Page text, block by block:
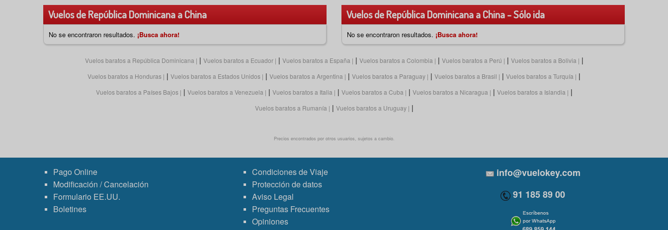
Vuelos de República Dominicana a China
No se encontraron resultados. ¡Busca ahora!
Vuelos de República Dominicana a China - Sólo ida
No se encontraron resultados. ¡Busca ahora!
Vuelos baratos a República Dominicana | Vuelos baratos a Ecuador | Vuelos baratos a España | Vuelos baratos a Colombia | Vuelos baratos a Perú | Vuelos baratos a Bolivia |
Vuelos baratos a Honduras | Vuelos baratos a Estados Unidos | Vuelos baratos a Argentina | Vuelos baratos a Paraguay | Vuelos baratos a Brasil | Vuelos baratos a Turquía |
Vuelos baratos a Países Bajos | Vuelos baratos a Venezuela | Vuelos baratos a Italia | Vuelos baratos a Cuba | Vuelos baratos a Nicaragua | Vuelos baratos a Islandia |
Vuelos baratos a Rumanía | Vuelos baratos a Uruguay |
Precios encontrados por otros usuarios, sujetos a cambio.
Pago Online
Modificación / Cancelación
Formulario EE.UU.
Boletines
Condiciones de Viaje
Protección de datos
Aviso Legal
Preguntas Frecuentes
Opiniones
info@vuelokey.com
91 185 89 00